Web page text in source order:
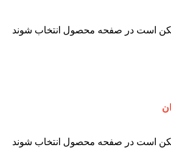
است در صفحه محصول انتخاب شوند
است در صفحه محصول انتخاب شوند